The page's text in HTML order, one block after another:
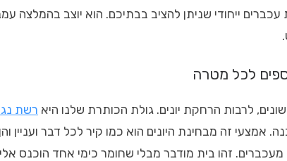
ייחודי שניתן להציב בבתיכם. הוא יוצב בהמלצה
לכל מטרה
לרבות הרחקת יונים. גולת הכותרת שלנו היא רשת
אמצעי זה מבחינת היונים הוא כמו קיר לכל דבר
מעכברים. זהו בית מודבר מבלי שחומר כימי אחד הוכנס